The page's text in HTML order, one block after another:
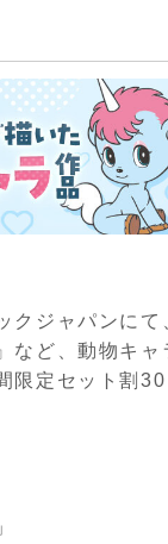
クジャパンにて
など、動物キ
限定セット割